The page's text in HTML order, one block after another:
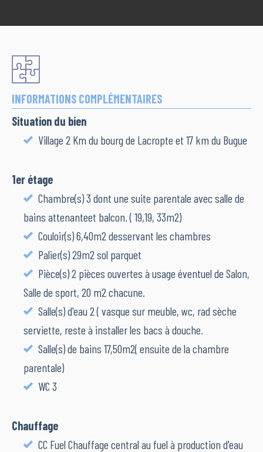
INFORMATIONS COMPLÉMENTAIRES
Situation du bien
Village 2 Km du bourg de Lacropte et 17 km du Bugue
1er étage
Chambre(s) 3 dont une suite parentale avec salle de
bains attenanteet balcon. ( 19,19, 33m2)
Couloir(s) 6,40m2 desservant les chambres
Palier(s) 29m2 sol parquet
Pièce(s) 2 pièces ouvertes à usage éventuel de Salon,
Salle de sport, 20 m2 chacune.
Salle(s) d'eau 2 ( vasque sur meuble, wc, rad sèche
serviette, reste à installer les bacs à douche.
Salle(s) de bains 17,50m2( ensuite de la chambre
parentale)
WC 3
Chauffage
CC Fuel Chauffage central au fuel à production d'eau